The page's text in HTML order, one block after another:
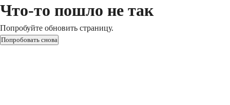
Что-то пошло не так
Попробуйте обновить страницу.
Попробовать снова